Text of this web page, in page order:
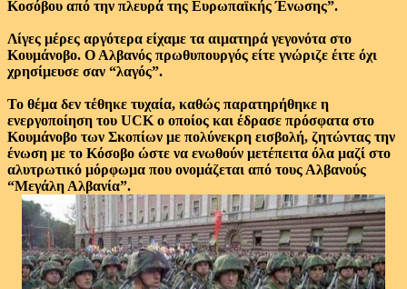
Κοσόβου από την πλευρά της Ευρωπαϊκής Ένωσης”.
Λίγες μέρες αργότερα είχαμε τα αιματηρά γεγονότα στο
Κουμάνοβο. Ο Αλβανός πρωθυπουργός είτε γνώριζε έιτε όχι
χρησίμευσε σαν “λαγός”.
Το θέμα δεν τέθηκε τυχαία, καθώς παρατηρήθηκε η
ενεργοποίηση του UCK ο οποίος και έδρασε πρόσφατα στο
Κουμάνοβο των Σκοπίων με πολύνεκρη εισβολή, ζητώντας την
ένωση με το Κόσοβο ώστε να ενωθούν μετέπειτα όλα μαζί στο
αλυτρωτικό μόρφωμα που ονομάζεται από τους Αλβανούς
“Μεγάλη Αλβανία”.